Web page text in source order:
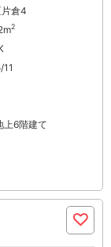
倉4
2
11
上6階建て